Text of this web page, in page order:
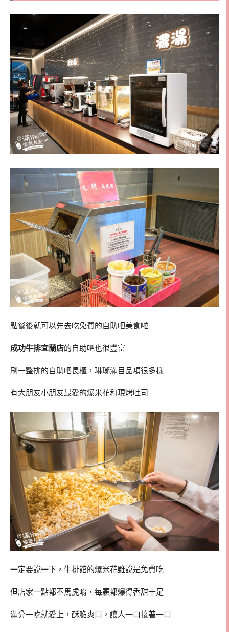
點餐後就可以先去吃免費的自助吧美食啦
成功牛排宜蘭店的自助吧也很豐富
刷一整排的自助吧長櫃，琳瑯滿目品項很多樣
有大朋友小朋友最愛的爆米花和現烤吐司
一定要說一下，牛排館的爆米花雖說是免費吃
但店家一點都不馬虎唷，每顆都爆得香甜十足
滿分一吃就愛上，酥脆爽口，讓人一口接著一口